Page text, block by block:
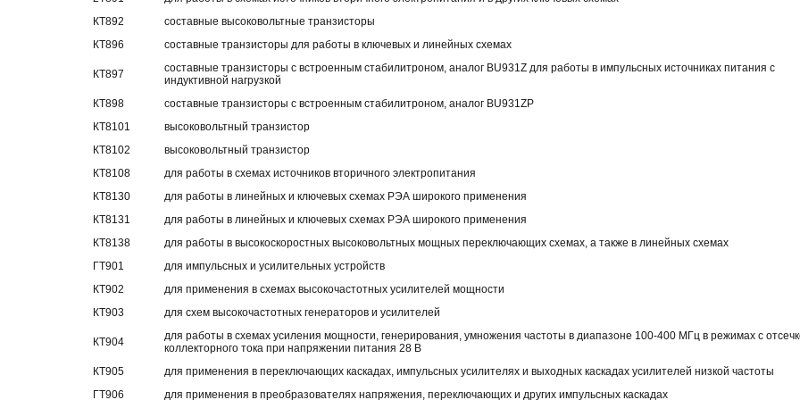
КТ892
составные высоковольтные транзисторы
КТ896
составные транзисторы для работы в ключевых и линейных схемах
КТ897
составные транзисторы с встроенным стабилитроном, аналог BU931Z для работы в импульсных источниках питания с
индуктивной нагрузкой
КТ898
составные транзисторы с встроенным стабилитроном, аналог BU931ZP
КТ8101
высоковольтный транзистор
КТ8102
высоковольтный транзистор
КТ8108
для работы в схемах источников вторичного электропитания
КТ8130
для работы в линейных и ключевых схемах РЭА широкого применения
КТ8131
для работы в линейных и ключевых схемах РЭА широкого применения
КТ8138
для работы в высокоскоростных высоковольтных мощных переключающих схемах, а также в линейных схемах
ГТ901
для импульсных и усилительных устройств
КТ902
для применения в схемах высокочастотных усилителей мощности
КТ903
для схем высокочастотных генераторов и усилителей
КТ904
для работы в схемах усиления мощности, генерирования, умножения частоты в диапазоне 100-400 МГц в режимах с
коллекторного тока при напряжении питания 28 В
КТ905
для применения в переключающих каскадах, импульсных усилителях и выходных каскадах усилителей низкой частоты
ГТ906
для применения в преобразователях напряжения, переключающих и других импульсных каскадах